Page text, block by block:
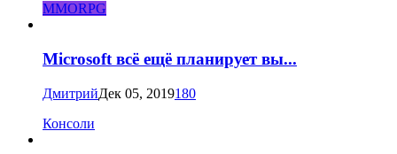
MMORPG
Microsoft всё ещё планирует вы...
ДмитрийДек 05, 2019180
Консоли